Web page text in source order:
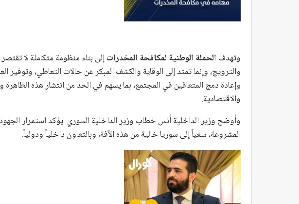
وتهدف الحملة الوطنية لمكافحة المخدراتإلى بناء منظومة متكاملة لا
والترويج، وإنما تمتد إلى الوقاية والكشف المبكر عن حالات التعاطي، وتوفير
وإعادة دمج المتعافين في المجتمع، بما يسهم في الحد من انتشار هذه الظاهرة
والاقتصادية.
وأوضح وزير الداخلية أنس خطاب وزير الداخلية السوري يؤكد استمرار
المشروعة، سعياً إلى سوريا خالية من هذه الآفة، وبالتعاون داخلياً ودولياً.